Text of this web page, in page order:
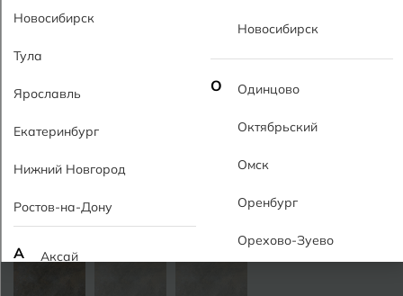
Новосибирск
Тула
Ярославль
Екатеринбург
Нижний Новгород
Ростов-на-Дону
А Аксай
Новосибирск
О Одинцово
Октябрьский
Омск
Оренбург
Орехово-Зуево